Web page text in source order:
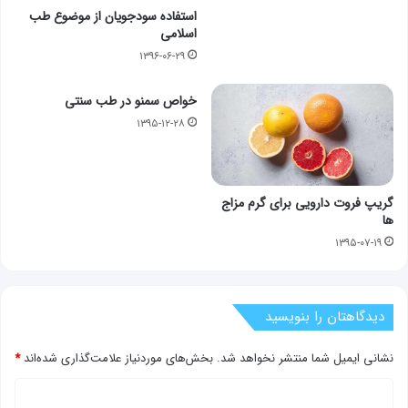
استفاده سودجویان از موضوع طب
اسلامی
۱۳۹۶-۰۶-۲۹
گریپ فروت دارویی برای گرم مزاج
ها
۱۳۹۵-۰۷-۱۹
خواص سمنو در طب سنتی
۱۳۹۵-۱۲-۲۸
دیدگاهتان را بنویسید
نشانی ایمیل شما منتشر نخواهد شد. بخش‌های موردنیاز علامت‌گذاری شده‌اند*